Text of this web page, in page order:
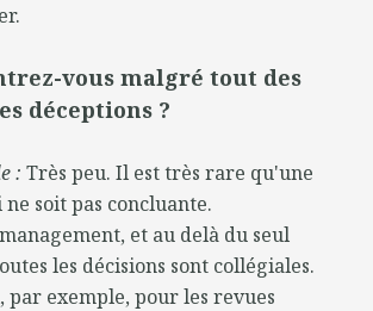
vous malgré tout des
déceptions ?
:Très peu. Il est très rare qu'une
soit pas concluante.
et au delà du seul
les décisions sont collégiales.
par exemple, pour les revues